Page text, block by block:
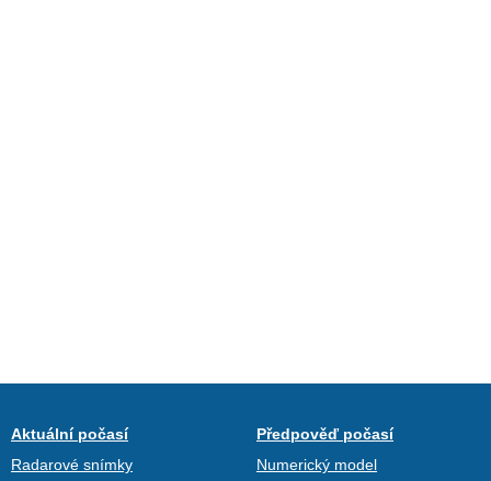
Aktuální počasí
Radarové snímky
Předpověď počasí
Numerický model